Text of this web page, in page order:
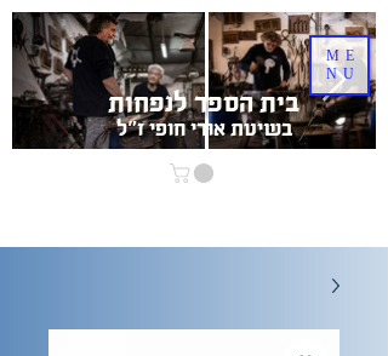
בית הספר לנפחות
בשיטת אוּרִי חופי ז"ל
ME
NU